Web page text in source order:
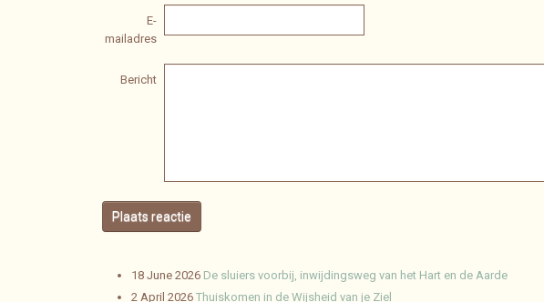
E-
mailadres
Bericht
Plaats reactie
18 June 2026 De sluiers voorbij, inwijdingsweg van het Hart en de Aarde
2 April 2026 Thuiskomen in de Wijsheid van je Ziel